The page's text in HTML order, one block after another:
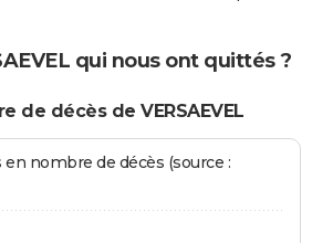
qui nous ont quittés ?
de décès de VERSAEVEL
nombre de décès (source :